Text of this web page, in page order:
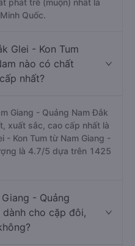
phát trễ (muộn) nhất là
Quốc.
Glei - Kon Tum
nào có chất
nhất?
Giang - Quảng Nam Đắk
xuất sắc, cao cấp nhất là
- Kon Tum từ Nam Giang -
là 4.7/5 dựa trên 1425
- Quảng
cho cặp đôi,